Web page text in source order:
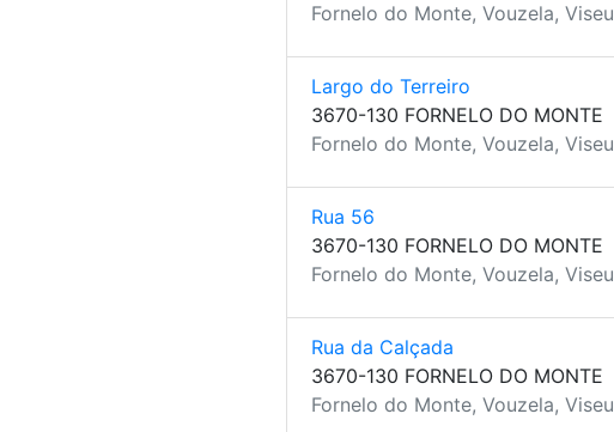
Fornelo do Monte, Vouzela, Viseu
Largo do Terreiro
3670-130 FORNELO DO MONTE
Fornelo do Monte, Vouzela, Viseu
Rua 56
3670-130 FORNELO DO MONTE
Fornelo do Monte, Vouzela, Viseu
Rua da Calçada
3670-130 FORNELO DO MONTE
Fornelo do Monte, Vouzela, Viseu